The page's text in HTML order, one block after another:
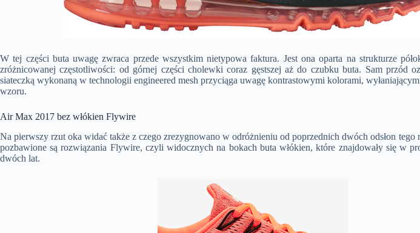
W tej części buta uwagę zwraca przede wszystkim nietypowa faktura. Jest ona oparta na strukturze
zróżnicowanej częstotliwości: od górnej części cholewki coraz gęstszej aż do czubku buta. Sam przód
siateczką wykonaną w technologii engineered mesh przyciąga uwagę kontrastowymi kolorami,
wzoru.
Air Max 2017 bez włókien Flywire
Na pierwszy rzut oka widać także z czego zrezygnowano w odróżnieniu od poprzednich dwóch odsłon
pozbawione są rozwiązania Flywire, czyli widocznych na bokach buta włókien, które znajdowały się w
dwóch lat.